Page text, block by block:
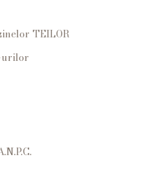
TEILOR
urilor